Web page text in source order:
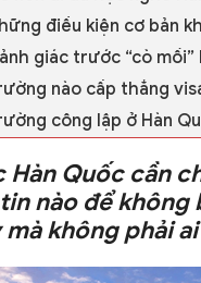
điều kiện cơ bản
giác trước “cò mồi”
nào cấp thẳng
công lập ở Hàn
Hàn Quốc cần
nào để không
mà không phải